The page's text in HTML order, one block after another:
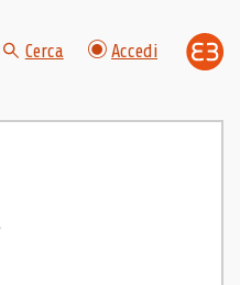
Cerca Accedi